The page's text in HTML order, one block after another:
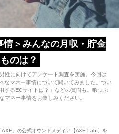
情＞みんなの月収・貯金
のは？
性に向けてアンケート調査を実施。今回は
なマネー事情について聞いてみました。つい
するECサイトは？」などの質問も。暇つぶ
マネー事情をお楽しみください。
AXE」の公式オウンドメディア【AXE Lab.】を